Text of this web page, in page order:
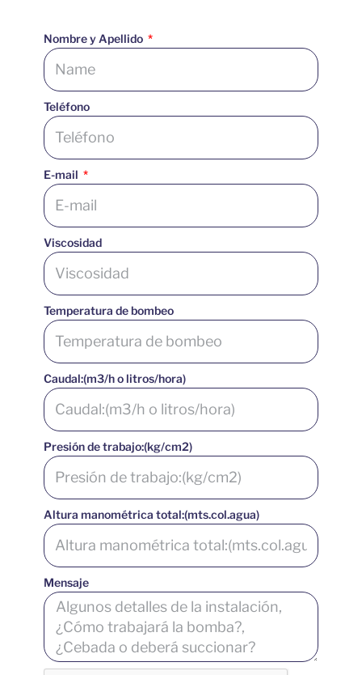
Nombre y Apellido
Teléfono
E-mail
Viscosidad
Temperatura de bombeo
Caudal:(m3/h o litros/hora)
Presión de trabajo:(kg/cm2)
Altura manométrica total:(mts.col.agua)
Mensaje